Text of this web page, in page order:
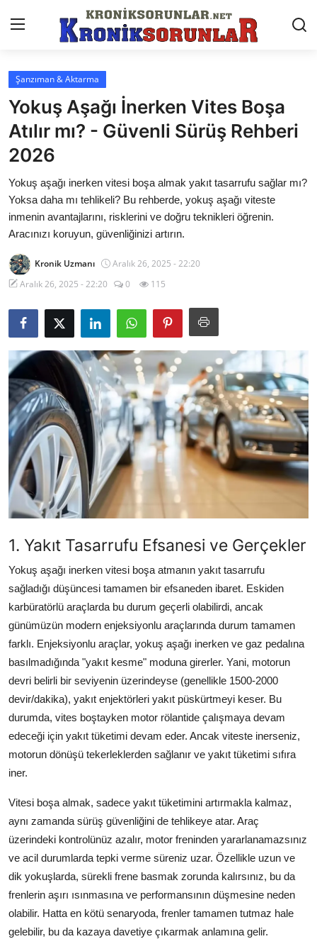
Anasayfa
Markalar
İletişim
Trafik & Cezalar
Sigorta & Kasko
Muayene & Ruhsat
Sorgulamalar
İkinci El & Alım-Satım
Bakım & Arıza Çözümleri
Elektrikli & Hibrit
Kiralama & Filo
Sürüş & Güvenlik
Lastik & Jant
Elektrik & Akü
Klima & Konfor
Aydınlatma & Görüş
Şanzıman & Aktarma
Dizel Sistemler
Multimedya & Elektronik
Şanzıman & Aktarma
Yokuş Aşağı İnerken Vites Boşa
Atılır mı? - Güvenli Sürüş Rehberi
2026
Yokuş aşağı inerken vitesi boşa almak yakıt tasarrufu sağlar mı?
Yoksa daha mı tehlikeli? Bu rehberde, yokuş aşağı viteste
inmenin avantajlarını, risklerini ve doğru teknikleri öğrenin.
Aracınızı koruyun, güvenliğinizi artırın.
Kronik Uzmanı
Aralık 26, 2025 - 22:20
Aralık 26, 2025 - 22:20
0 115
1. Yakıt Tasarrufu Efsanesi ve Gerçekler
Yokuş aşağı inerken vitesi boşa atmanın yakıt tasarrufu
sağladığı düşüncesi tamamen bir efsaneden ibaret. Eskiden
karbüratörlü araçlarda bu durum geçerli olabilirdi, ancak
günümüzün modern enjeksiyonlu araçlarında durum tamamen
farklı. Enjeksiyonlu araçlar, yokuş aşağı inerken ve gaz pedalına
basılmadığında "yakıt kesme" moduna girerler. Yani, motorun
devri belirli bir seviyenin üzerindeyse (genellikle 1500-2000
devir/dakika), yakıt enjektörleri yakıt püskürtmeyi keser. Bu
durumda, vites boştayken motor rölantide çalışmaya devam
edeceği için yakıt tüketimi devam eder. Ancak viteste inerseniz,
motorun dönüşü tekerleklerden sağlanır ve yakıt tüketimi sıfıra
iner.
Vitesi boşa almak, sadece yakıt tüketimini artırmakla kalmaz,
aynı zamanda sürüş güvenliğini de tehlikeye atar. Araç
üzerindeki kontrolünüz azalır, motor freninden yararlanamazsınız
ve acil durumlarda tepki verme süreniz uzar. Özellikle uzun ve
dik yokuşlarda, sürekli frene basmak zorunda kalırsınız, bu da
frenlerin aşırı ısınmasına ve performansının düşmesine neden
olabilir. Hatta en kötü senaryoda, frenler tamamen tutmaz hale
gelebilir, bu da kazaya davetiye çıkarmak anlamına gelir.